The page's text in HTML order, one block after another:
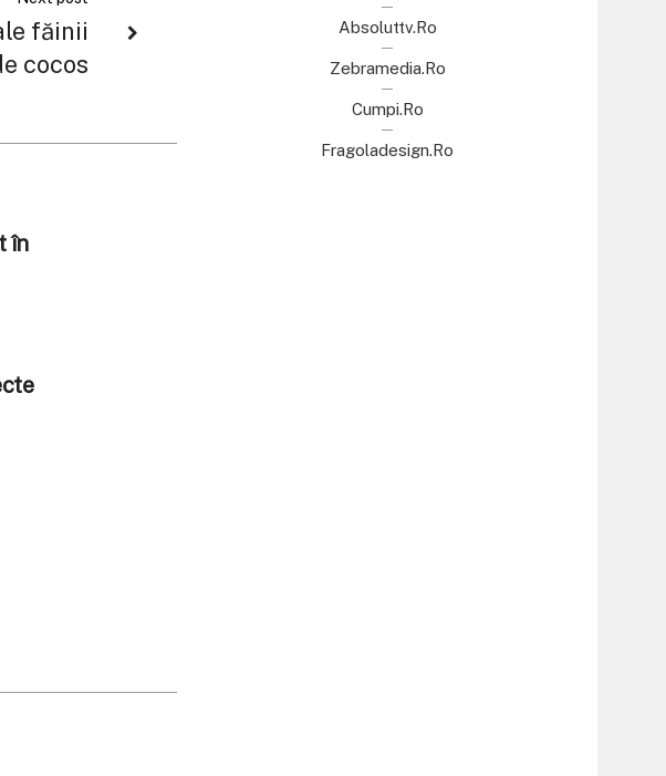
făinii
cocos
în
Absoluttv.ro
Zebramedia.ro
Cumpi.ro
Fragoladesign.ro